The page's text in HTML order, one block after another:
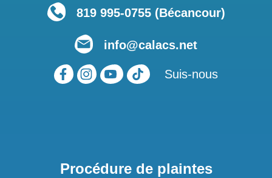
819 995-0755 (Bécancour)
info@calacs.net
Suis-nous
Procédure de plaintes